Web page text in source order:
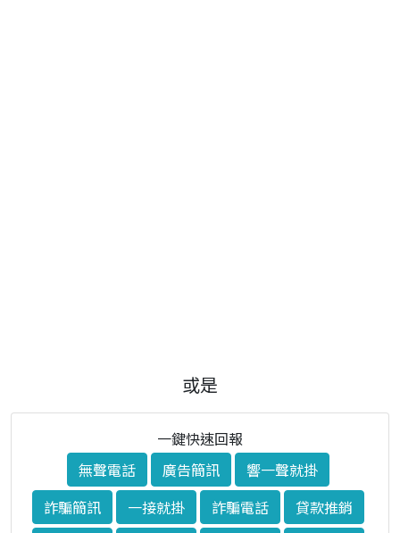
或是
一鍵快速回報
無聲電話
廣告簡訊
響一聲就掛
詐騙簡訊
一接就掛 詐騙電話
貸款推銷